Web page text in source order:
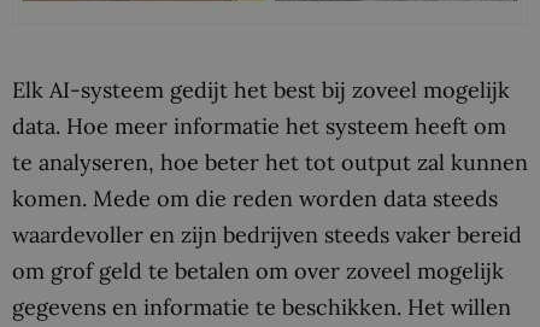
Elk AI-systeem gedijt het best bij zoveel mogelijk
data. Hoe meer informatie het systeem heeft om
te analyseren, hoe beter het tot output zal kunnen
komen. Mede om die reden worden data steeds
waardevoller en zijn bedrijven steeds vaker bereid
om grof geld te betalen om over zoveel mogelijk
gegevens en informatie te beschikken. Het willen